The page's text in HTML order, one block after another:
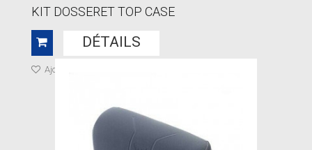
KIT DOSSERET TOP CASE
DÉTAILS
Ajouter à ma liste de cadeaux